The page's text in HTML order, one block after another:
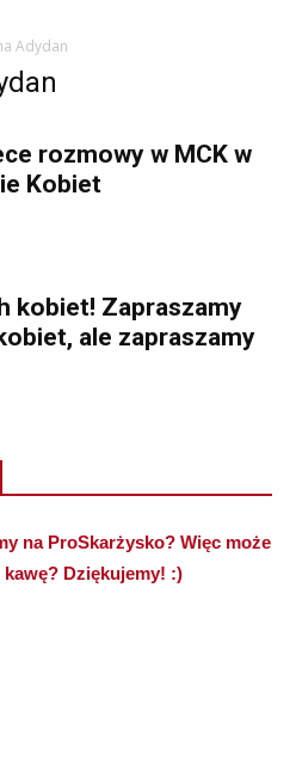
Adydan
rozmowy w MCK w
Kobiet
kobiet! Zapraszamy
ale zapraszamy
na ProSkarżysko? Więc może
Dziękujemy! :)